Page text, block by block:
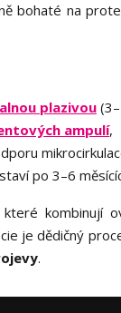
bohaté na
plazivou
ampulí,
po 3–6
kombinují
je dědičný
.